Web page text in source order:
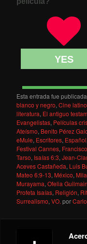
YES
Esta entrada fue
blanco y negro,Cine latino
literatura, El antiguo
Evangelistas, Películas
Ateísmo, Benito Pérez
eMule, Escritores, Español
Festival Cannes,
Tarso, Isaías 6:3,Jean-
Aceves Castañeda, Luis
Mateo 6:9-13, México,
Murayama,Ofelia Guilmain
Profeta Isaías, Religión,
Surrealismo,VO. por